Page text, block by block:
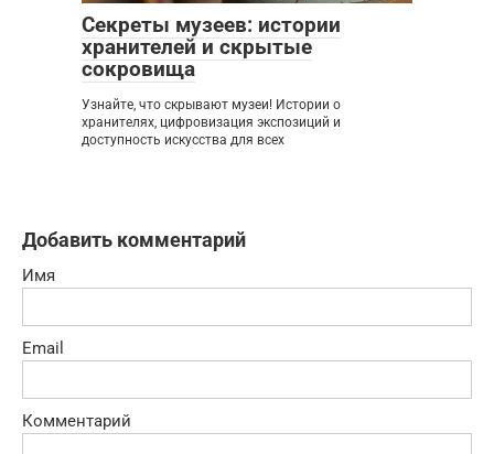
Секреты музеев: истории
хранителей и скрытые
сокровища
Узнайте, что скрывают музеи! Истории о
хранителях, цифровизация экспозиций и
доступность искусства для всех
Добавить комментарий
Имя
Email
Комментарий